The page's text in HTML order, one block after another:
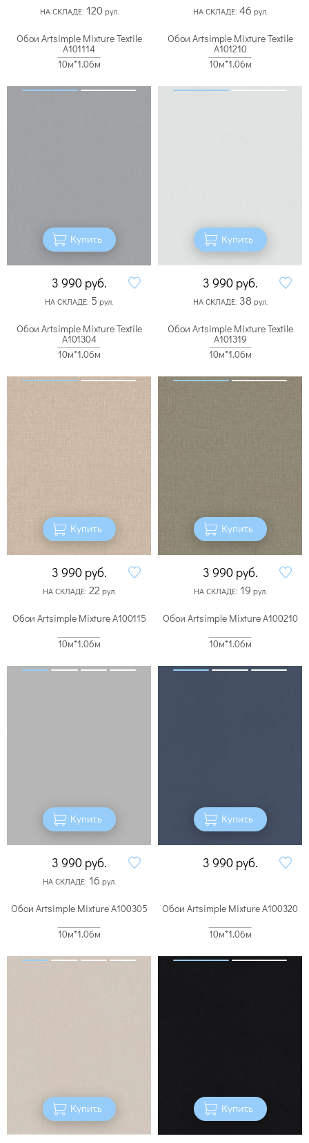
НА СКЛАДЕ: 120рул. НА СКЛАДЕ: 46 рул.
Обои Artsimple Mixture Textile
A101114
10м*1.06м
Купить
3 990 руб.
НА СКЛАДЕ: 5 рул.
Обои Artsimple Mixture Textile
A101210
10м*1.06м
Купить
3 990 руб.
НА СКЛАДЕ: 38 рул.
Обои Artsimple Mixture Textile
A101304
10м*1.06м
Купить
3 990 руб.
НА СКЛАДЕ: 22рул.
Обои Artsimple Mixture Textile
A101319
10м*1.06м
Купить
3 990 руб.
НА СКЛАДЕ: 19 рул.
Обои Artsimple Mixture A100115
10м*1.06м
Купить
3 990 руб.
НА СКЛАДЕ: 16 рул.
Обои Artsimple Mixture A100210
10м*1.06м
Купить
3 990 руб.
Обои Artsimple Mixture A100305
10м*1.06м
Купить
Обои Artsimple Mixture A100320
10м*1.06м
Купить